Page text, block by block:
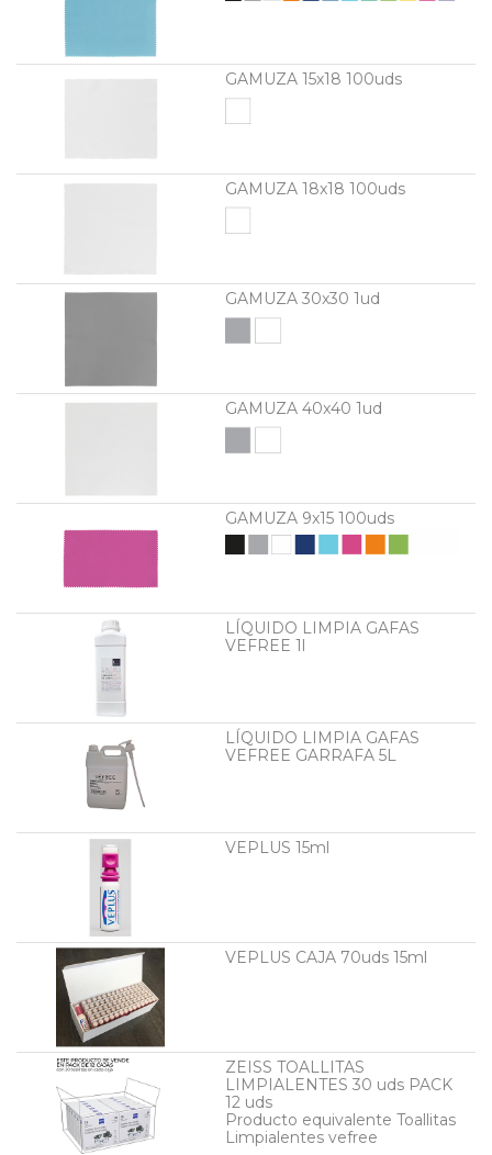
GAMUZA 15x18 100uds
GAMUZA 18x18 100uds
GAMUZA 30x30 1ud
GAMUZA 40x40 1ud
GAMUZA 9x15 100uds
LÍQUIDO LIMPIA GAFAS
VEFREE 1l
LÍQUIDO LIMPIA GAFAS
VEFREE GARRAFA 5L
VEPLUS 15ml
VEPLUS CAJA 70uds 15ml
ZEISS TOALLITAS
LIMPIALENTES 30 uds PACK
12 uds
Producto equivalente Toallitas
Limpialentes vefree